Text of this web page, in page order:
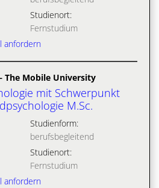
Studienort:
Fernstudium
anfordern
The Mobile University
mit Schwerpunkt
M.Sc.
Studienform:
berufsbegleitend
Studienort:
Fernstudium
anfordern